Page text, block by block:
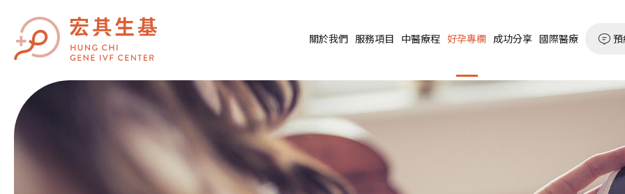
關於我們 服務項目 中醫療程 好孕專欄 成功分享 國際醫療